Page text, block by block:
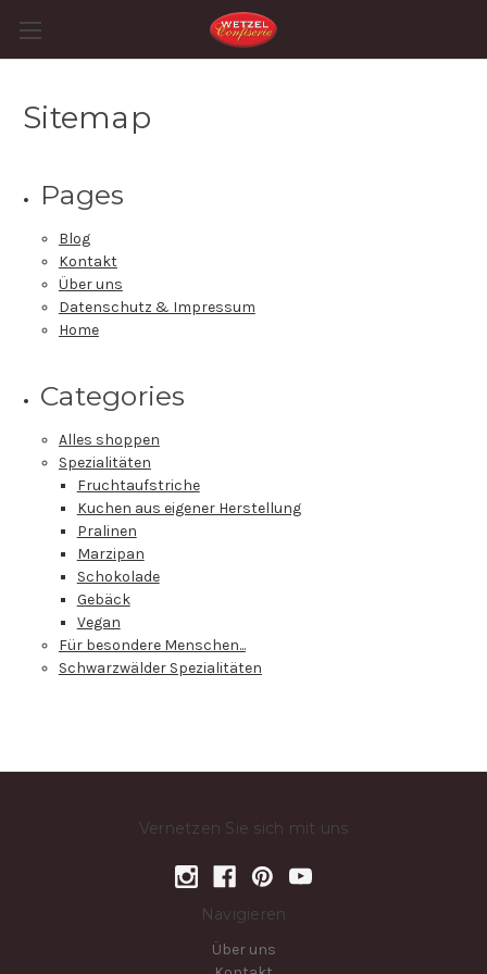
Sitemap
Pages
Blog
Kontakt
Über uns
Datenschutz & Impressum
Home
Categories
Alles shoppen
Spezialitäten
Fruchtaufstriche
Kuchen aus eigener Herstellung
Pralinen
Marzipan
Schokolade
Gebäck
Vegan
Für besondere Menschen...
Schwarzwälder Spezialitäten
Vernetzen Sie sich mit uns
Navigieren
Über uns